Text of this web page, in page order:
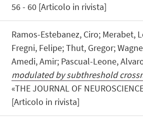
56 - 60 [Articolo in rivista]
Ramos-Estebanez, Ciro; Merabet,
Fregni, Felipe; Thut, Gregor;
Amedi, Amir; Pascual-Leone,
modulated by subthreshold
«THE JOURNAL OF
[Articolo in rivista]